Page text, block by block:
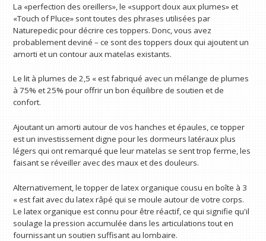
La «perfection des oreillers», le «support doux aux plumes» et
«Touch of Pluce» sont toutes des phrases utilisées par
Naturepedic pour décrire ces toppers. Donc, vous avez
probablement deviné – ce sont des toppers doux qui ajoutent un
amorti et un contour aux matelas existants.
Le lit à plumes de 2,5 « est fabriqué avec un mélange de plumes
à 75% et 25% pour offrir un bon équilibre de soutien et de
confort.
Ajoutant un amorti autour de vos hanches et épaules, ce topper
est un investissement digne pour les dormeurs latéraux plus
légers qui ont remarqué que leur matelas se sent trop ferme, les
faisant se réveiller avec des maux et des douleurs.
Alternativement, le topper de latex organique cousu en boîte à 3
« est fait avec du latex râpé qui se moule autour de votre corps.
Le latex organique est connu pour être réactif, ce qui signifie qu'il
soulage la pression accumulée dans les articulations tout en
fournissant un soutien suffisant au lombaire.